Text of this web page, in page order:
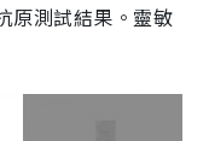
原測試結果。靈敏